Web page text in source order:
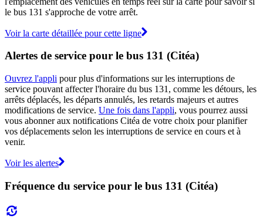
le bus 131 s'approche de votre arrêt.
Voir la carte détaillée pour cette ligne
Alertes de service pour le bus 131 (Citéa)
Ouvrez l'appli pour plus d'informations sur les interruptions de
service pouvant affecter l'horaire du bus 131, comme les détours, les
arrêts déplacés, les départs annulés, les retards majeurs et autres
modifications de service. Une fois dans l'appli, vous pourrez aussi
vous abonner aux notifications Citéa de votre choix pour planifier
vos déplacements selon les interruptions de service en cours et à
venir.
Voir les alertes
Fréquence du service pour le bus 131 (Citéa)